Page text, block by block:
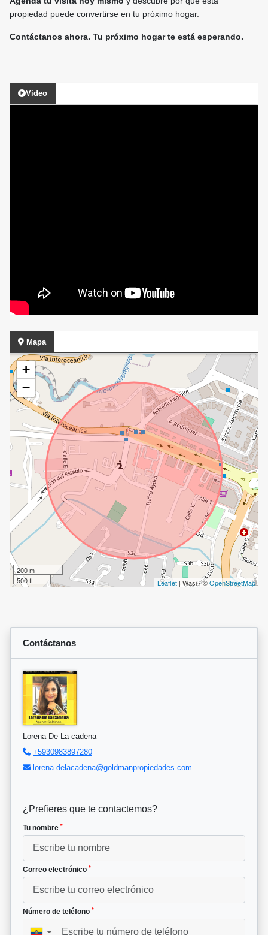
propiedad puede convertirse en tu próximo hogar.
Contáctanos ahora. Tu próximo hogar te está esperando.
Video
Mapa
+
−
200 m
500 ft
Leaflet | Wasi - ©OpenStreetMap
Contáctanos
Lorena De La cadena
+5930983897280
lorena.delacadena@goldmanpropiedades.com
¿Prefieres que te contactemos?
Tu nombre *
Correo electrónico *
Número de teléfono *
▼